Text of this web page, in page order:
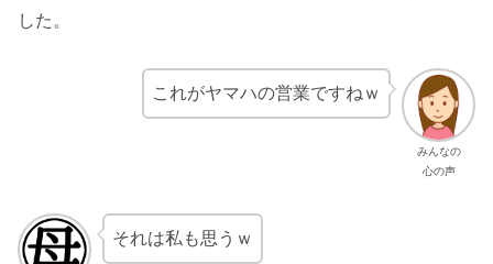
した。
みんなの
心の声
これがヤマハの営業ですねｗ
それは私も思うｗ